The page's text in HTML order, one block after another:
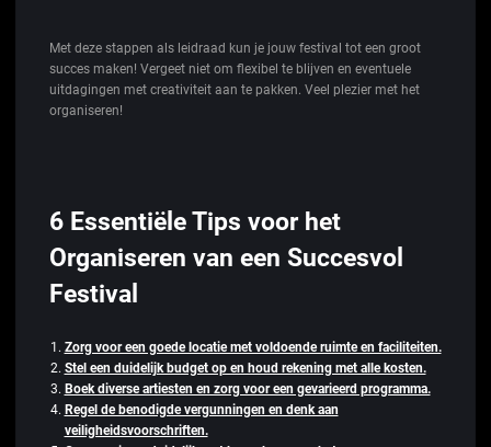
Met deze stappen als leidraad kun je jouw festival tot een groot
succes maken! Vergeet niet om flexibel te blijven en eventuele
uitdagingen met creativiteit aan te pakken. Veel plezier met het
organiseren!
6 Essentiële Tips voor het
Organiseren van een Succesvol
Festival
Zorg voor een goede locatie met voldoende ruimte en faciliteiten.
Stel een duidelijk budget op en houd rekening met alle kosten.
Boek diverse artiesten en zorg voor een gevarieerd programma.
Regel de benodigde vergunningen en denk aan
veiligheidsvoorschriften.